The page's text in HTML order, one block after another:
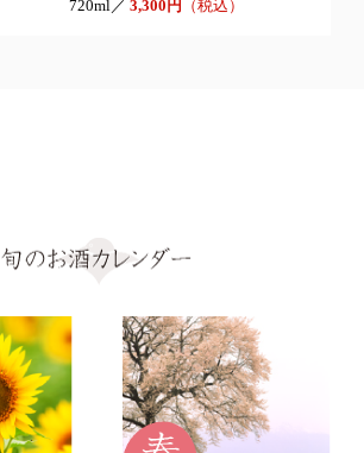
720ml／ 3,300円 （税込）